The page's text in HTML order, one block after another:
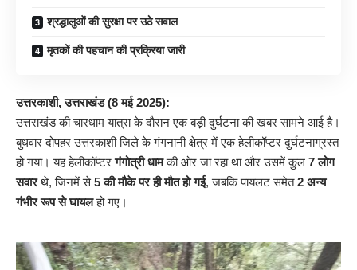
श्रद्धालुओं की सुरक्षा पर उठे सवाल
मृतकों की पहचान की प्रक्रिया जारी
उत्तरकाशी, उत्तराखंड (8 मई 2025):
उत्तराखंड की चारधाम यात्रा के दौरान एक बड़ी दुर्घटना की खबर सामने आई है।
बुधवार दोपहर उत्तरकाशी जिले के गंगनानी क्षेत्र में एक हेलीकॉप्टर दुर्घटनाग्रस्त
हो गया। यह हेलीकॉप्टरगंगोत्री धामकी ओर जा रहा था और उसमें कुल 7 लोग
सवारथे, जिनमें से5 की मौके पर ही मौत हो गई, जबकि पायलट समेत2 अन्य
गंभीर रूप से घायलहो गए।